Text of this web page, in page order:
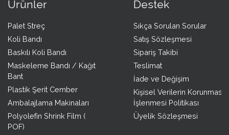
Ürünler
Palet Streç
Koli Bandı
Baskılı Koli Bandı
Maskeleme Bandı / Kağıt
Bant
Plastik Şerit Cember
Ambalajlama Makinaları
Polyolefin Shrink Film (
POF)
Destek
Sıkça Sorulan Sorular
Satış Sözleşmesi
Sipariş Takibi
Teslimat
İade ve Değişim
Kişisel Verilerin Korunması
İşlenmesi Politikası
Üyelik Sözleşmesi